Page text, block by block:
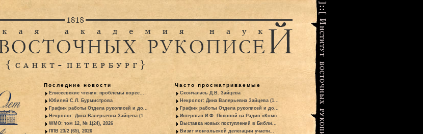
Последние новости
Елисеевские чтения: проблемы корее...
Юбилей С.Л. Бурмистрова
График работы Отдела рукописей и до...
Некролог: Дина Валерьевна Зайцева (1...
WMO: том 12, № 1(24), 2026
ППВ 23/2 (65), 2026
Часто просматриваемые
Скончалась Д.В. Зайцева
Некролог: Дина Валерьевна Зайцева (1...
График работы Отдела рукописей и до...
Интервью И.Ф. Поповой на Радио «Комс...
Выставка новых поступлений в Библи...
Визит монгольской делегации участн...